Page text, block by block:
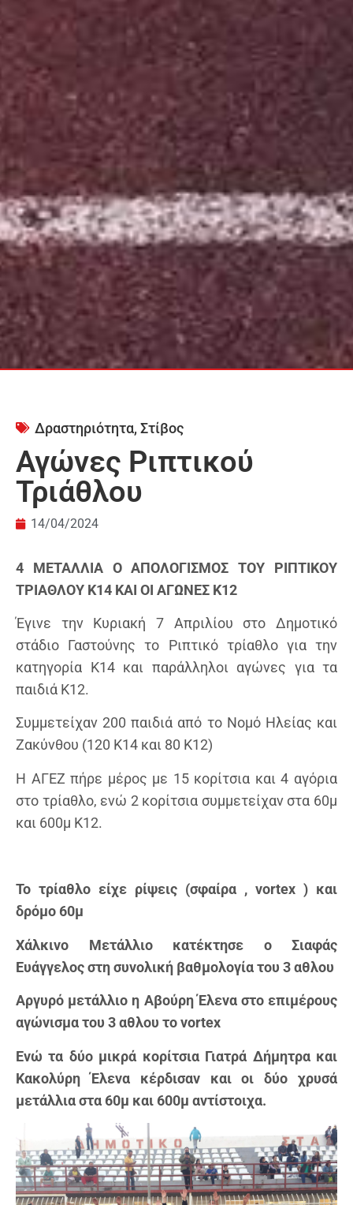
Δραστηριότητα, Στίβος
Αγώνες Ριπτικού
Τριάθλου
14/04/2024
4 ΜΕΤΑΛΛΙΑ Ο ΑΠΟΛΟΓΙΣΜΟΣ ΤΟΥ ΡΙΠΤΙΚΟΥ
ΤΡΙΑΘΛΟΥ Κ14 ΚΑΙ ΟΙ ΑΓΩΝΕΣ Κ12
Έγινε την Κυριακή 7 Απριλίου στο Δημοτικό
στάδιο Γαστούνης το Ριπτικό τρίαθλο για την
κατηγορία Κ14 και παράλληλοι αγώνες για τα
παιδιά Κ12.
Συμμετείχαν 200 παιδιά από το Νομό Ηλείας και
Ζακύνθου (120 Κ14 και 80 Κ12)
Η ΑΓΕΖ πήρε μέρος με 15 κορίτσια και 4 αγόρια
στο τρίαθλο, ενώ 2 κορίτσια συμμετείχαν στα 60μ
και 600μ Κ12.
Το τρίαθλο είχε ρίψεις (σφαίρα , vortex ) και
δρόμο 60μ
Χάλκινο Μετάλλιο κατέκτησε ο Σιαφάς
Ευάγγελος στη συνολική βαθμολογία του 3 αθλου
Αργυρό μετάλλιο η Αβούρη Έλενα στο επιμέρους
αγώνισμα του 3 αθλου τοvortex
Ενώ τα δύο μικρά κορίτσια Γιατρά Δήμητρα και
Κακολύρη Έλενα κέρδισαν και οι δύο χρυσά
μετάλλια στα 60μ και 600μ αντίστοιχα.